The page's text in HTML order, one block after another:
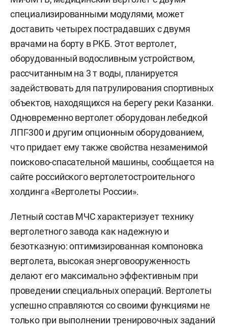
специализированными модулями, может
доставить четырех пострадавших с двумя
врачами на борту в РКБ. Этот вертолет,
оборудованный водосливным устройством,
рассчитанным на 3 т воды, планируется
задействовать для патрулирования спортивных
объектов, находящихся на берегу реки Казанки.
Одновременно вертолет оборудован лебедкой
ЛПГ-300 и другим опционным оборудованием,
что придает ему также свойства незаменимой
поисково-спасательной машины, сообщается на
сайте российского вертолетостроительного
холдинга «Вертолеты России».
Летный состав МЧС характеризует технику
вертолетного завода как надежную и
безотказную: оптимизированная компоновка
вертолета, высокая энерговооруженность
делают его максимально эффективным при
проведении специальных операций. Вертолеты
успешно справляются со своими функциями не
только при выполнении тренировочных заданий